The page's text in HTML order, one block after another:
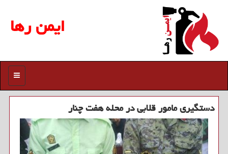
ایمن رها
منو
دستگیری مامور قلابی در محله هفت چنار